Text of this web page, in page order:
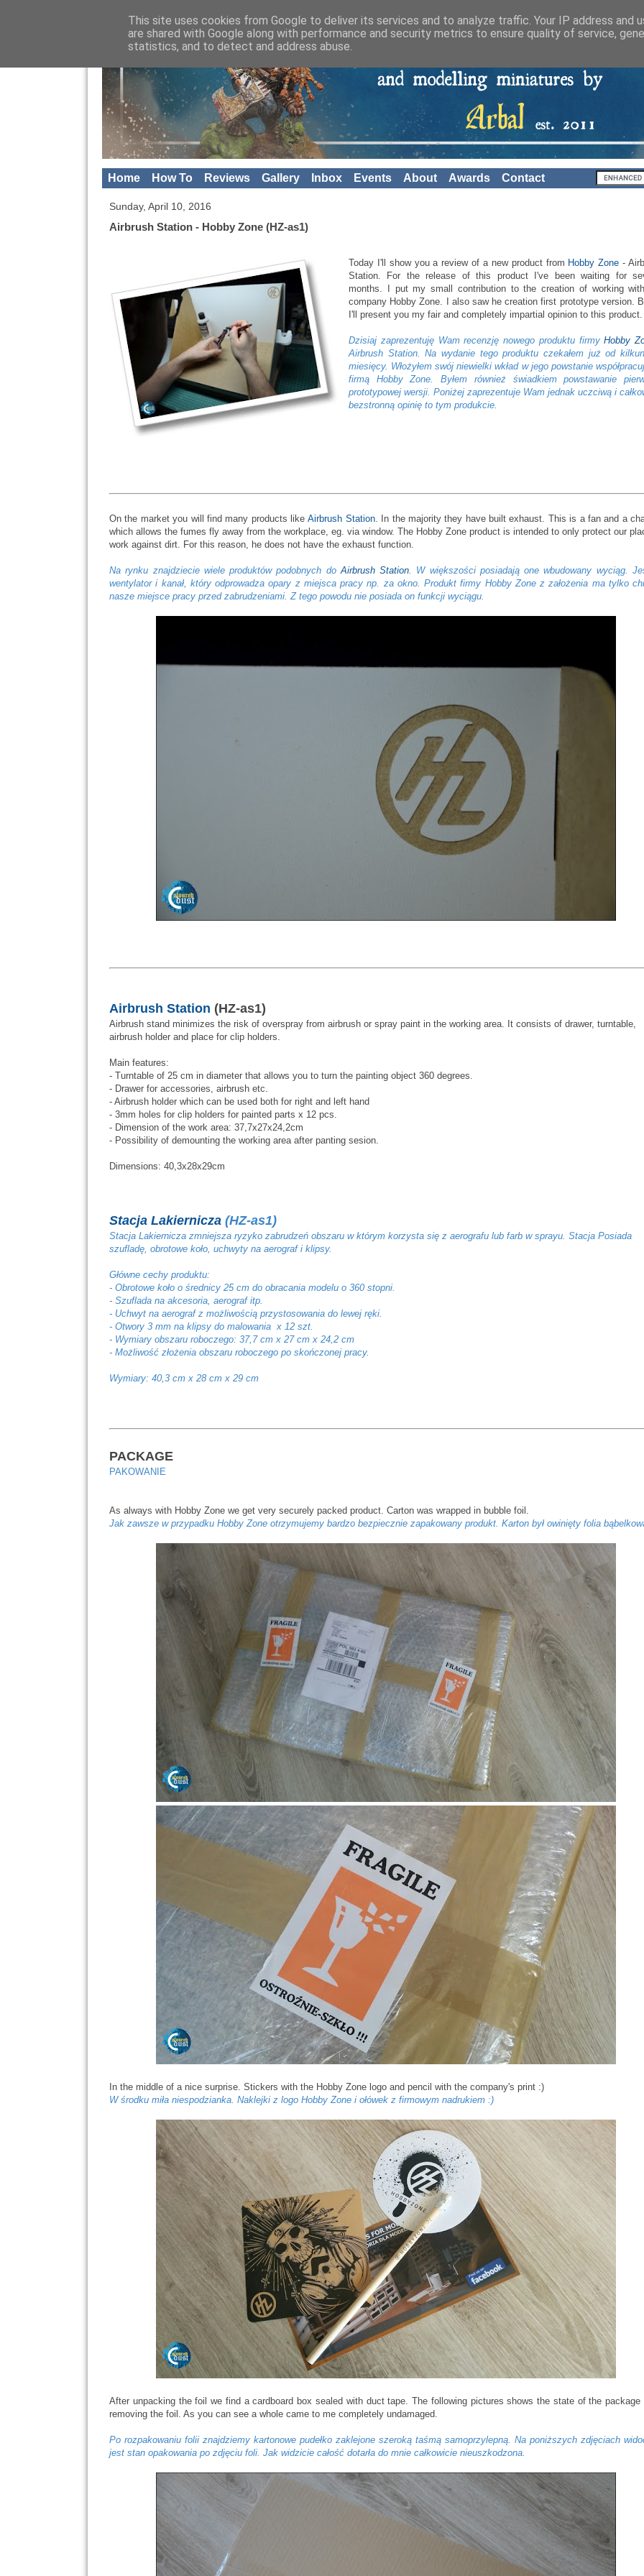
Home How To Reviews Gallery Inbox Events About Awards Contact
Sunday, April 10, 2016
Airbrush Station - Hobby Zone (HZ-as1)
Today I'll show you a review of a new product from Hobby Zone -
Station. For the release of this product I've been waiting for
months. I put my small contribution to the creation of working
company Hobby Zone. I also saw he creation first prototype version.
I'll present you my fair and completely impartial opinion to this product.
Dzisiaj zaprezentuję Wam recenzję nowego produktu firmyHobby
Airbrush Station. Na wydanie tego produktu czekałem już od
miesięcy. Włożyłem swój niewielki wkład w jego powstanie
firmą Hobby Zone. Byłem również świadkiem powstawanie
prototypowej wersji. Poniżej zaprezentuje Wam jednak uczciwą i
bezstronną opinię to tym produkcie.
On the market you will find many products likeAirbrush Station. In the majority they have built exhaust. This is a fan and a
which allows the fumes fly away from the workplace, eg. via window. The Hobby Zone product is intended to only protect our
work against dirt. For this reason, he does not have the exhaust function.
Na rynku znajdziecie wiele produktów podobnych do Airbrush Station . W większości posiadają one wbudowany wyciąg.
wentylator i kanał, który odprowadza opary z miejsca pracy np. za okno. Produkt firmy Hobby Zone z założenia ma tylko
nasze miejsce pracy przed zabrudzeniami. Z tego powodu nie posiada on funkcji wyciągu.
Airbrush Station (HZ-as1)
Airbrush stand minimizes the risk of overspray from airbrush or spray paint in the working area. It consists of drawer, turntable,
airbrush holder and place for clip holders.
Main features:
- Turntable of 25 cm in diameter that allows you to turn the painting object 360 degrees.
- Drawer for accessories, airbrush etc.
- Airbrush holder which can be used both for right and left hand
- 3mm holes for clip holders for painted parts x 12 pcs.
- Dimension of the work area: 37,7x27x24,2cm
- Possibility of demounting the working area after panting sesion.
Dimensions: 40,3x28x29cm
Stacja Lakiernicza (HZ-as1)
Stacja Lakiernicza zmniejsza ryzyko zabrudzeń obszaru w którym korzysta się z aerografu lub farb w sprayu. Stacja Posiada
szufladę, obrotowe koło, uchwyty na aerograf i klipsy.
Główne cechy produktu:
- Obrotowe koło o średnicy 25 cm do obracania modelu o 360 stopni.
- Szuflada na akcesoria, aerograf itp.
- Uchwyt na aerograf z możliwością przystosowania do lewej ręki.
- Otwory 3 mm na klipsy do malowania x 12 szt.
- Wymiary obszaru roboczego: 37,7 cm x 27 cm x 24,2 cm
- Możliwość złożenia obszaru roboczego po skończonej pracy.
Wymiary: 40,3 cm x 28 cm x 29 cm
PACKAGE
PAKOWANIE
As always with Hobby Zone we get very securely packed product. Carton was wrapped in bubble foil.
Jak zawsze w przypadku Hobby Zone otrzymujemy bardzo bezpiecznie zapakowany produkt. Karton był owinięty folia
In the middle of a nice surprise. Stickers with the Hobby Zone logo and pencil with the company's print :)
W środku miła niespodzianka. Naklejki z logo Hobby Zone i ołówek z firmowym nadrukiem :)
After unpacking the foil we find a cardboard box sealed with duct tape. The following pictures shows the state of the package
removing the foil. As you can see a whole came to me completely undamaged.
Po rozpakowaniu folii znajdziemy kartonowe pudełko zaklejone szeroką taśmą samoprzylepną. Na poniższych zdjęciach
jest stan opakowania po zdjęciu foli. Jak widzicie całość dotarła do mnie całkowicie nieuszkodzona.
This site uses cookies from Google to deliver its services and to analyze traffic. Your IP address and
are shared with Google along with performance and security metrics to ensure quality of service,
statistics, and to detect and address abuse.